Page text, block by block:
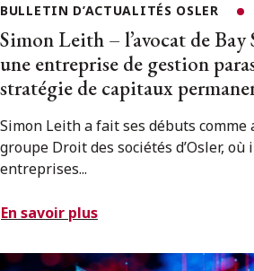
BULLETIN D’ACTUALITÉS OSLER
Simon Leith – l’avocat de
une entreprise de gestion
stratégie de capitaux
Simon Leith a fait ses débuts comme
groupe Droit des sociétés d’Osler,
entreprises...
En savoir plus